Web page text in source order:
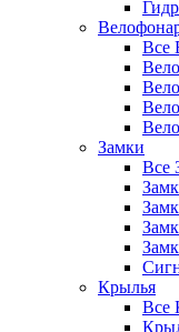
Все
Замки
Все
Крылья
Все